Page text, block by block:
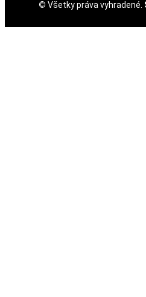
© Všetky práva vyhradené.